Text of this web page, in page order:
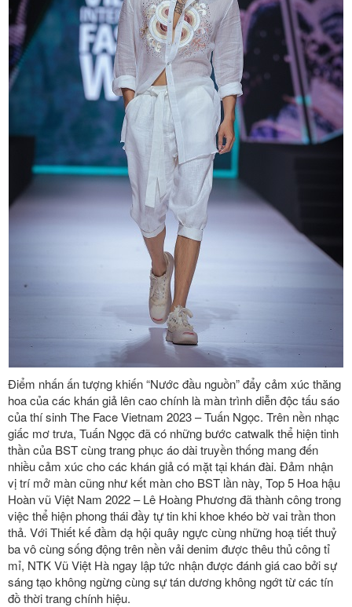
Điểm nhấn ấn tượng khiến “Nước đầu nguồn” đẩy cảm xúc thăng
hoa của các khán giả lên cao chính là màn trình diễn độc tấu sáo
của thí sinh The Face Vietnam 2023 – Tuấn Ngọc. Trên nền nhạc
giấc mơ trưa, Tuấn Ngọc đã có những bước catwalk thể hiện tinh
thần của BST cùng trang phục áo dài truyền thống mang đến
nhiều cảm xúc cho các khán giả có mặt tại khán đài. Đảm nhận
vị trí mở màn cũng như kết màn cho BST lần này, Top 5 Hoa hậu
Hoàn vũ Việt Nam 2022 – Lê Hoàng Phương đã thành công trong
việc thể hiện phong thái đầy tự tin khi khoe khéo bờ vai trần thon
thả. Với Thiết kế đầm dạ hội quây ngực cùng những hoạ tiết thuỷ
ba vô cùng sống động trên nền vải denim được thêu thủ công tỉ
mỉ, NTK Vũ Việt Hà ngay lập tức nhận được đánh giá cao bởi sự
sáng tạo không ngừng cùng sự tán dương không ngớt từ các tín
đồ thời trang chính hiệu.